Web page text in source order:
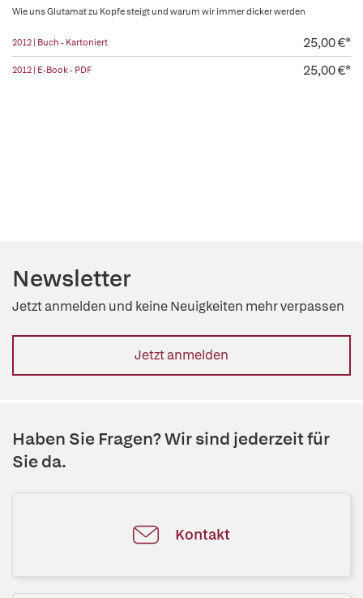
Wie uns Glutamat zu Kopfe steigt und warum wir immer dicker werden
2012 | Buch - Kartoniert 25,00 €*
2012 | E-Book - PDF 25,00 €*
Newsletter
Jetzt anmelden und keine Neuigkeiten mehr verpassen
Jetzt anmelden
Haben Sie Fragen? Wir sind jederzeit für
Sie da.
Kontakt